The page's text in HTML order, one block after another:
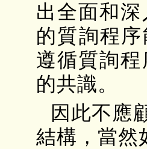
出全面和
的質詢程
遵循質詢
的共識。
因此不應
結構，當然